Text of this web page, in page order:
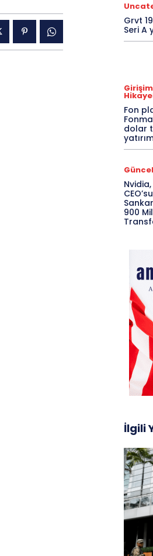
Grvt
Seri A
Fon
dolar
900
İlgili